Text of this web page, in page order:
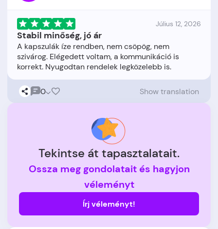
Július 12, 2026
Stabil minőség, jó ár
A kapszulák íze rendben, nem csöpög, nem
szivárog. Elégedett voltam, a kommunikáció is
0 Show translation
Tekintse át tapasztalatait.
Ossza meg gondolatait és hagyjon
véleményt
Írj véleményt!